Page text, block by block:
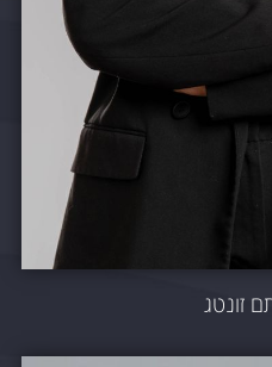
זונטג